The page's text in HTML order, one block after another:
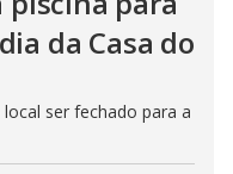
da Casa do
ser fechado para a